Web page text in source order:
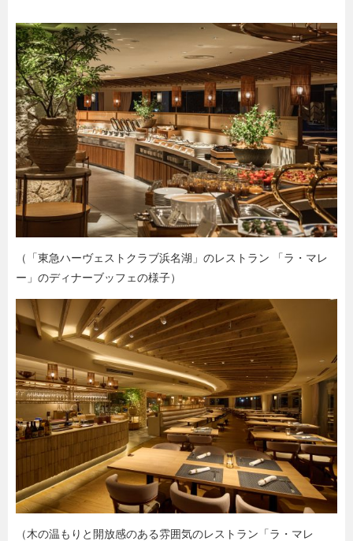
（「東急ハーヴェストクラブ浜名湖」のレストラン 「ラ・マレ
ー」のディナーブッフェの様子）
（木の温もりと開放感のある雰囲気のレストラン「ラ・マレ